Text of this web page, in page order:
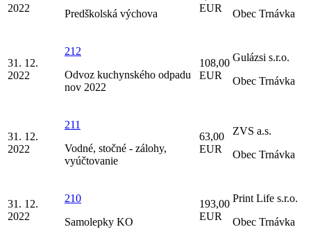
2022
Predškolská výchova
EUR
Obec Trnávka
31. 12.
2022
212
Odvoz kuchynského odpadu
nov 2022
108,00
EUR
Gulázsi s.r.o.
Obec Trnávka
31. 12.
2022
211
Vodné, stočné - zálohy,
vyúčtovanie
63,00
EUR
ZVS a.s.
Obec Trnávka
31. 12.
2022
210
Samolepky KO
193,00
EUR
Print Life s.r.o.
Obec Trnávka